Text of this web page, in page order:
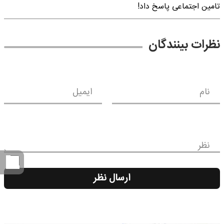
تامین اجتماعی پاسخ داد!
نظرات بینندگان
نام ایمیل
نظر
ارسال نظر